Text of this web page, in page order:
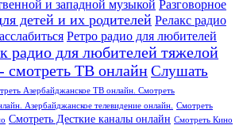
и западной музыкой Разговорное
детей и их родителей Релакс радио
Ретро радио для любителей
радио для любителей тяжелой
смотреть ТВ онлайнСлушать
Азербайджанское ТВ онлайн. Смотреть
Азербайджанское телевидение онлайн.
Смотреть
Смотреть Десткие каналы онлайн Смотреть Кино